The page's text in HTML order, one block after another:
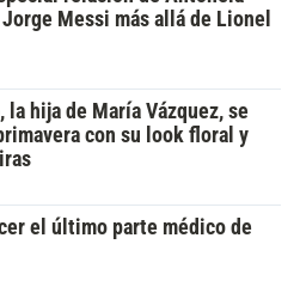
Messi más allá de Lionel
la hija de María Vázquez, se
con su look floral y
el último parte médico de